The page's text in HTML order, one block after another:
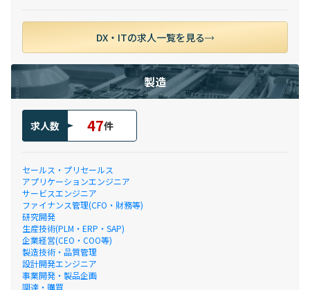
DX・ITの求人一覧を見る
製造
求人数 47件
セールス・プリセールス
アプリケーションエンジニア
サービスエンジニア
ファイナンス管理(CFO・財務等)
研究開発
生産技術(PLM・ERP・SAP)
企業経営(CEO・COO等)
製造技術・品質管理
設計開発エンジニア
事業開発・製品企画
調達・購買